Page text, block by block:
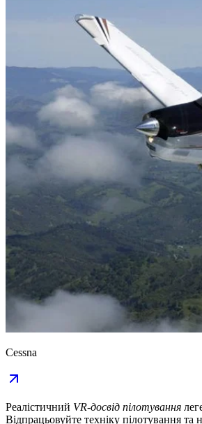
Cessna
Реалістичний VR-досвід пілотування
Відпрацьовуйте техніку пілотування та